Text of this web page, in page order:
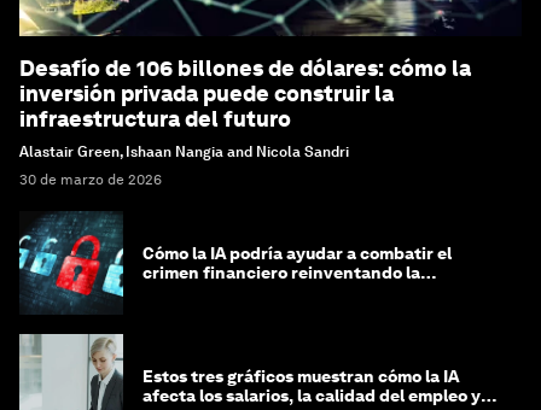
Desafío de 106 billones de dólares: cómo la
inversión privada puede construir la
infraestructura del futuro
Alastair Green, Ishaan Nangia and Nicola Sandri
30 de marzo de 2026
Cómo la IA podría ayudar a combatir el
crimen financiero reinventando la
Estos tres gráficos muestran cómo la IA
afecta los salarios, la calidad del empleo y